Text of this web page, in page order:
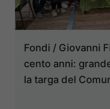
Fondi / Giovanni
cento anni:
la targa del